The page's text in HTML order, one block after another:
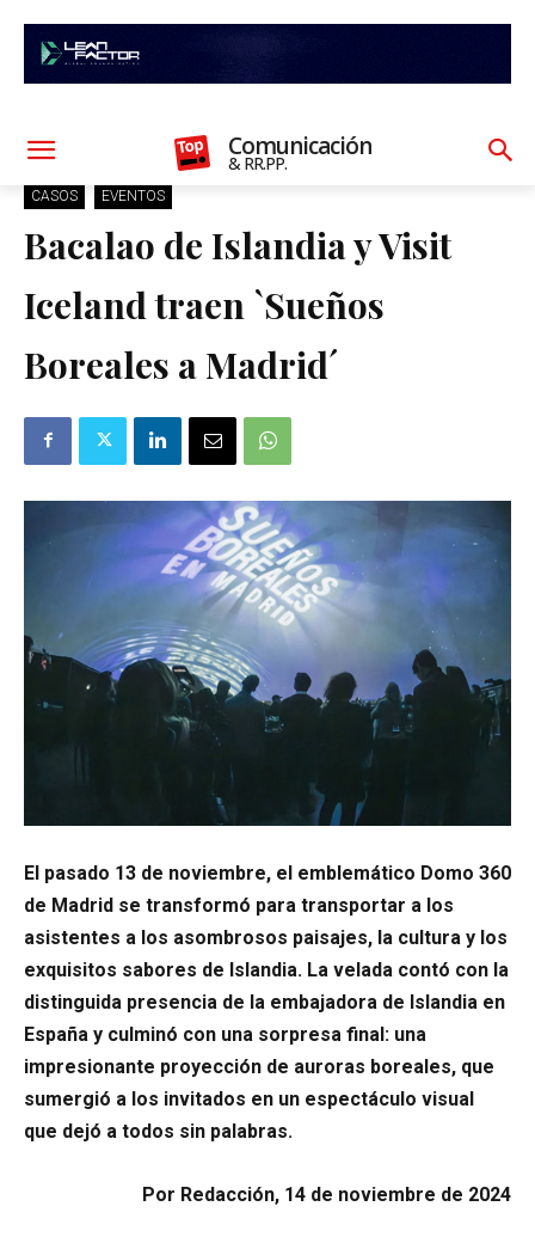
Comunicación
& RR.PP.
CASOS EVENTOS
Bacalao de Islandia y Visit
Iceland traen `Sueños
Boreales a Madrid´
El pasado 13 de noviembre, el emblemático Domo 360
de Madrid se transformó para transportar a los
asistentes a los asombrosos paisajes, la cultura y los
exquisitos sabores de Islandia. La velada contó con la
distinguida presencia de la embajadora de Islandia en
España y culminó con una sorpresa final: una
impresionante proyección de auroras boreales, que
sumergió a los invitados en un espectáculo visual
que dejó a todos sin palabras.
Por Redacción, 14 de noviembre de 2024